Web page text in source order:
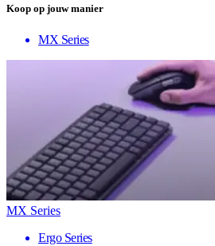
Koop op jouw manier
MX Series
MX Series
Ergo Series